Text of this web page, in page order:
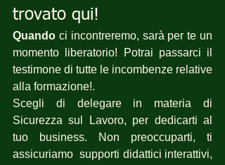
trovato qui!
Quando ci incontreremo, sarà per te un
momento liberatorio! Potrai passarci il
testimone di tutte le incombenze relative
alla formazione!.
Scegli di delegare in materia di
Sicurezza sul Lavoro, per dedicarti al
tuo business. Non preoccuparti, ti
assicuriamo  supporti didattici interattivi,